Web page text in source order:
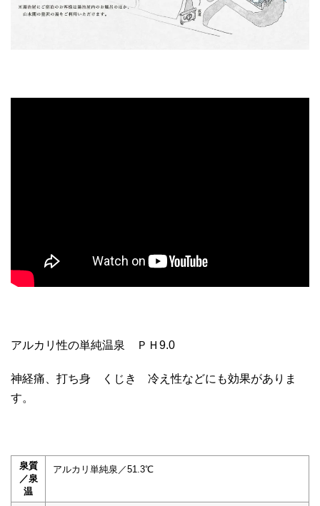
アルカリ性の単純温泉 ＰＨ9.0
神経痛、打ち身 くじき 冷え性などにも効果がありま
す。
泉質
／泉
温
アルカリ単純泉／51.3℃